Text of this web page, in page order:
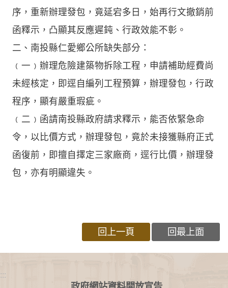
序，重新辦理發包，竟延宕多日，始再行文撤銷前
函釋示，凸顯其反應遲鈍、行政效能不彰。
二、南投縣仁愛鄉公所缺失部分：
﹙一﹚辦理危險建築物拆除工程，申請補助經費尚
未經核定，即逕自編列工程預算，辦理發包，行政
程序，顯有嚴重瑕疵。
﹙二﹚函請南投縣政府請求釋示，能否依緊急命
令，以比價方式，辦理發包，竟於未接獲縣府正式
函復前，即擅自擇定三家廠商，逕行比價，辦理發
包，亦有明顯違失。
回上一頁 回最上面
:::